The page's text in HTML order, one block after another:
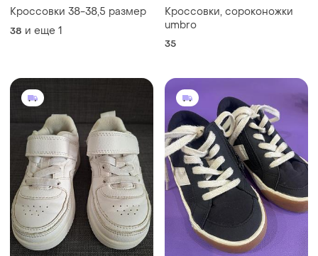
Кроссовки 38-38,5 размер
38 и еще 1
Кроссовки, сороконожки
umbro
35